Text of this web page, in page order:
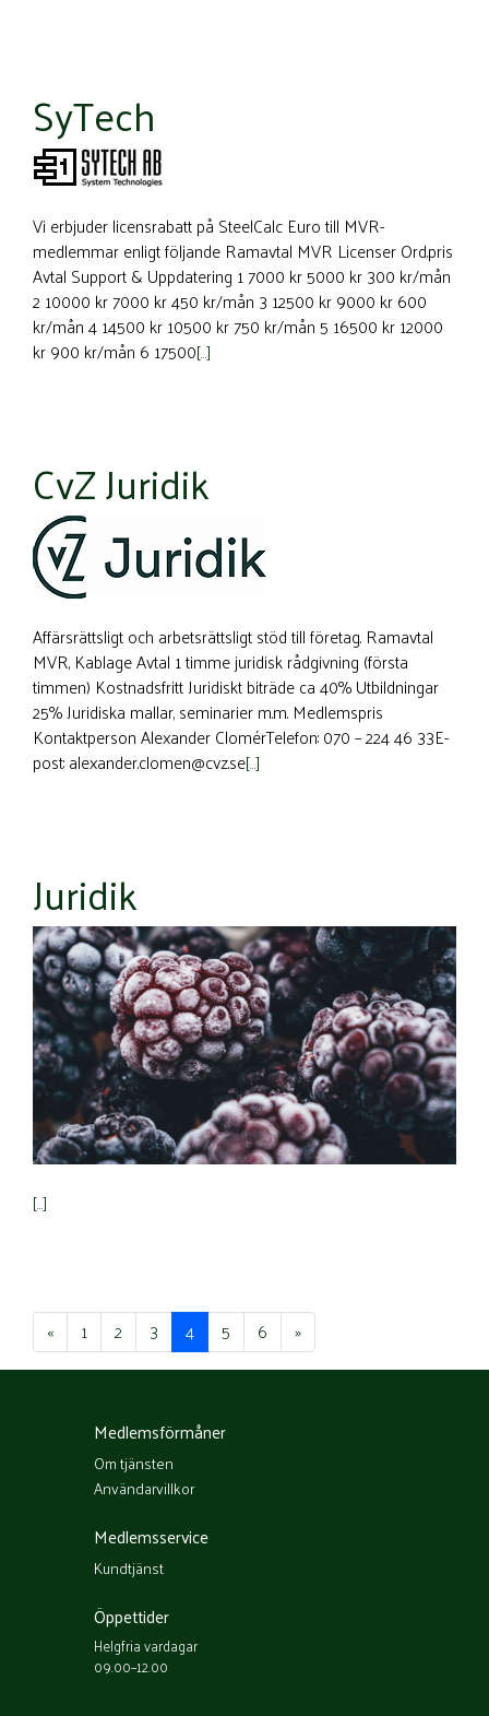
SyTech
Vi erbjuder licensrabatt på SteelCalc Euro till MVR-
medlemmar enligt följande Ramavtal MVR Licenser Ord.pris
Avtal Support & Uppdatering 1 7000 kr 5000 kr 300 kr/mån
2 10000 kr 7000 kr 450 kr/mån 3 12500 kr 9000 kr 600
kr/mån 4 14500 kr 10500 kr 750 kr/mån 5 16500 kr 12000
kr 900 kr/mån 6 17500[…]
CvZ Juridik
Affärsrättsligt och arbetsrättsligt stöd till företag. Ramavtal
MVR, Kablage Avtal 1 timme juridisk rådgivning (första
timmen) Kostnadsfritt Juridiskt biträde ca 40% Utbildningar
25% Juridiska mallar, seminarier m.m. Medlemspris
Kontaktperson Alexander ClomérTelefon: 070 – 224 46 33E-
post: alexander.clomen@cvz.se[…]
Juridik
[…]
« 1 2 3 4 5 6 »
Medlemsförmåner
Om tjänsten
Användarvillkor
Medlemsservice
Kundtjänst
Öppettider
Helgfria vardagar
09.00–12.00